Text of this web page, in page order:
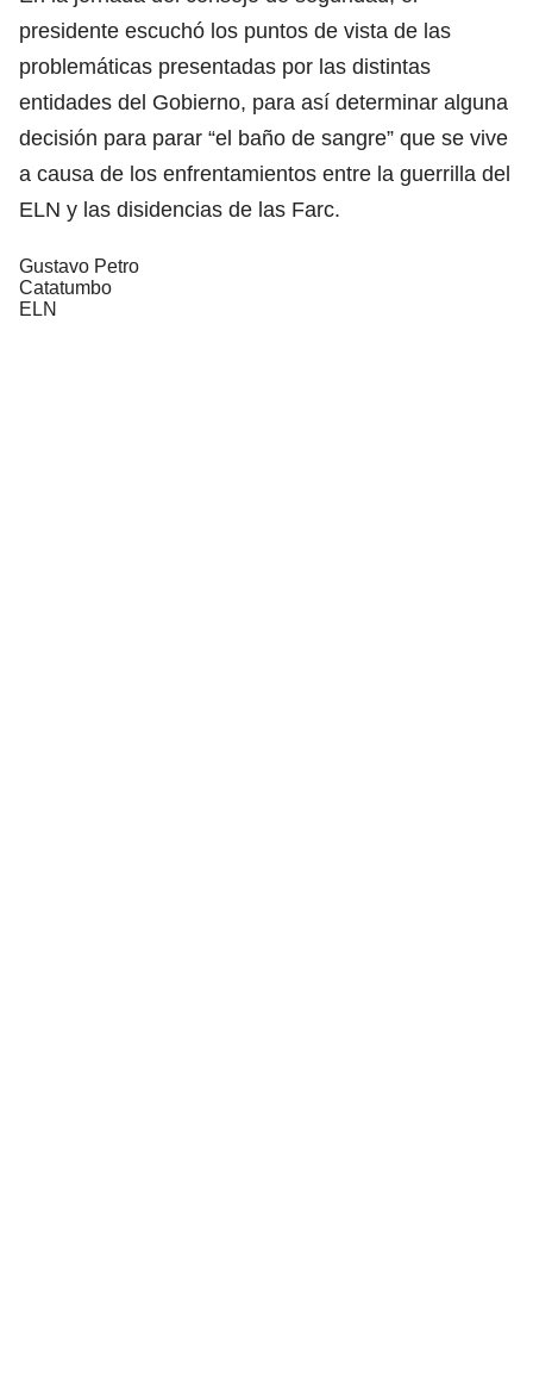
presidente escuchó los puntos de vista de las
problemáticas presentadas por las distintas
entidades del Gobierno, para así determinar alguna
decisión para parar “el baño de sangre” que se vive
a causa de los enfrentamientos entre la guerrilla del
ELN y las disidencias de las Farc.
Gustavo Petro
Catatumbo
ELN